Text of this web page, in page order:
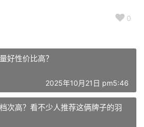
0
好性价比高？
2025年10月21日 pm5:46
次高？看不少人推荐这俩牌子的羽